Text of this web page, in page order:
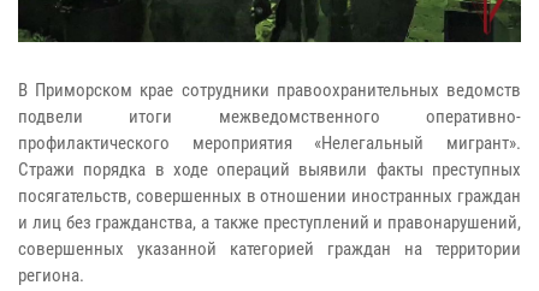
В Приморском крае сотрудники правоохранительных ведомств
подвели итоги межведомственного оперативно-
профилактического мероприятия «Нелегальный мигрант».
Стражи порядка в ходе операций выявили факты преступных
посягательств, совершенных в отношении иностранных граждан
и лиц без гражданства, а также преступлений и правонарушений,
совершенных указанной категорией граждан на территории
региона.